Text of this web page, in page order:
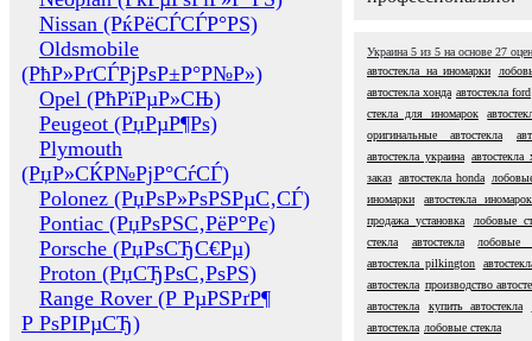
Nissan (РќРёСЃСЃР°РЅ)
Oldsmobile
(РћР»РґСЃРјРѕР±Р°Р№Р»)
Opel (РћРїРµР»СЊ)
Peugeot (РџРµР¶Рѕ)
Plymouth
(РџР»СЌР№РјР°СѓСЃ)
Polonez (РџРѕР»РѕРЅРµС‚СЃ)
Pontiac (РџРѕРЅС‚РёР°Рє)
Porsche (РџРѕСЂС€Рµ)
Proton (РџСЂРѕС‚РѕРЅ)
Range Rover (Р РµРЅРґР¶
Р РѕРІРµСЂ)
Украина 5 из 5 на основе 27
автостекла на иномарки
автостекла хонда автостекла ford
стекла для иномарок
оригинальные автостекла
автостекла украина автостекла
заказ автостекла honda
иномарки
автостекла иномарок
продажа установка
лобовые
стекла
автостекла
лобовые
автостекла pilkington
автостекла производство
автостекла
купить автостекла
автостекла лобовые стекла